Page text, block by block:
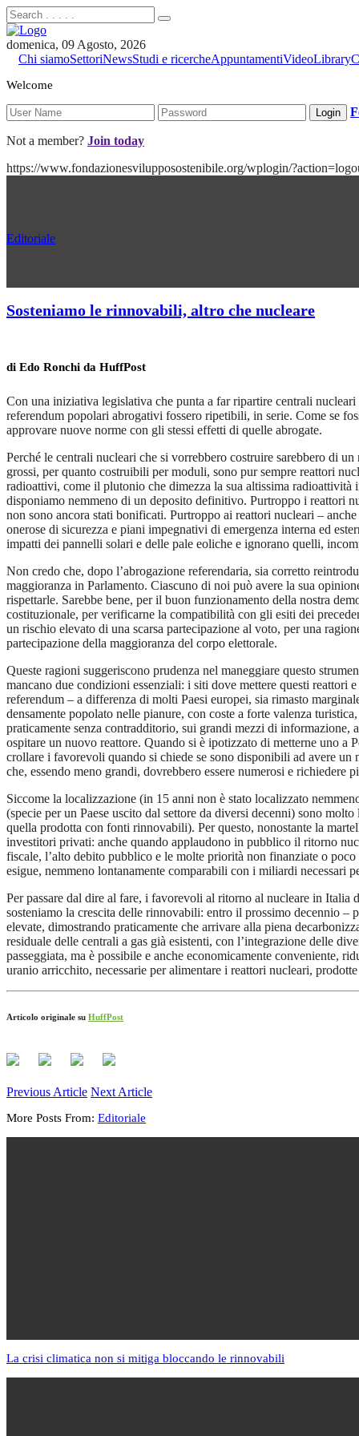
domenica, 09 Agosto, 2026
Chi siamoSettoriNewsStudi e ricercheAppuntamentiVideoLibrary
Welcome
Not a member? Join today
https://www.fondazionesvilupposostenibile.org/wplogin/
Editoriale
Sosteniamo le rinnovabili, altro che nucleare
di Edo Ronchi da HuffPost
Con una iniziativa legislativa che punta a far ripartire centrali
referendum popolari abrogativi fossero ripetibili, in serie. Come se
approvare nuove norme con gli stessi effetti di quelle abrogate.
Perché le centrali nucleari che si vorrebbero costruire sarebbero di
grossi, per quanto costruibili per moduli, sono pur sempre reattori
radioattivi, come il plutonio che dimezza la sua altissima
disponiamo nemmeno di un deposito definitivo. Purtroppo i reattori
non sono ancora stati bonificati. Purtroppo ai reattori nucleari –
onerose di sicurezza e piani impegnativi di emergenza interna ed
impatti dei pannelli solari e delle pale eoliche e ignorano quelli,
Non credo che, dopo l’abrogazione referendaria, sia corretto
maggioranza in Parlamento. Ciascuno di noi può avere la sua
rispettarle. Sarebbe bene, per il buon funzionamento della nostra
costituzionale, per verificarne la compatibilità con gli esiti dei
un rischio elevato di una scarsa partecipazione al voto, per una
partecipazione della maggioranza del corpo elettorale.
Queste ragioni suggeriscono prudenza nel maneggiare questo
mancano due condizioni essenziali: i siti dove mettere questi reattori
referendum – a differenza di molti Paesi europei, sia rimasto
densamente popolato nelle pianure, con coste a forte valenza
praticamente senza contradditorio, sui grandi mezzi di informazione,
ospitare un nuovo reattore. Quando si è ipotizzato di metterne uno
crollare i favorevoli quando si chiede se sono disponibili ad avere
che, essendo meno grandi, dovrebbero essere numerosi e richiedere
Siccome la localizzazione (in 15 anni non è stato localizzato
(specie per un Paese uscito dal settore da diversi decenni) sono
quella prodotta con fonti rinnovabili). Per questo, nonostante la
investitori privati: anche quando applaudono in pubblico il ritorno
fiscale, l’alto debito pubblico e le molte priorità non finanziate o
esigue, nemmeno lontanamente comparabili con i miliardi necessari
Per passare dal dire al fare, i favorevoli al ritorno al nucleare in Italia
sosteniamo la crescita delle rinnovabili: entro il prossimo decennio
elevate, dimostrando praticamente che arrivare alla piena
residuale delle centrali a gas già esistenti, con l’integrazione delle
passeggiata, ma è possibile e anche economicamente conveniente,
uranio arricchito, necessarie per alimentare i reattori nucleari,
Articolo originale su HuffPost
Previous Article Next Article
More Posts From: Editoriale
La crisi climatica non si mitiga bloccando le rinnovabili